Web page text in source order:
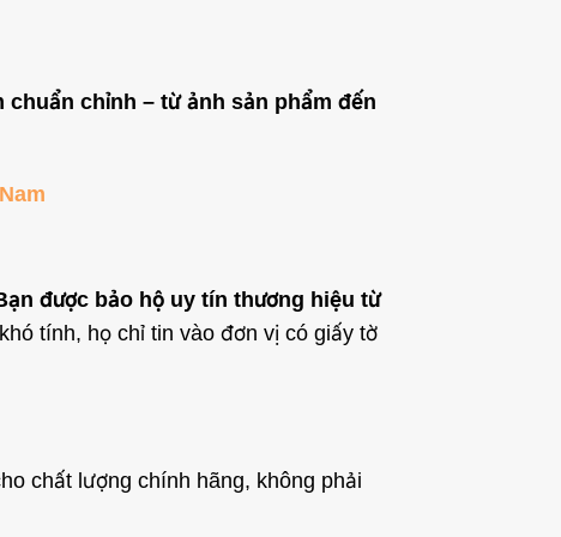
chỉnh – từ ảnh sản phẩm đến
được bảo hộ uy tín thương hiệu từ
tính, họ chỉ tin vào đơn vị có giấy tờ
chất lượng chính hãng, không phải